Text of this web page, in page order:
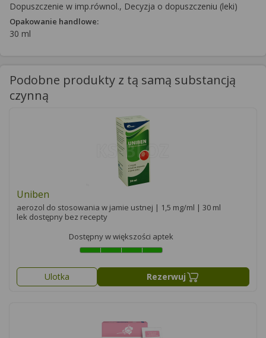
Dopuszczenie w imp.równol., Decyzja o dopuszczeniu (leki)
Opakowanie handlowe:
30 ml
Podobne produkty z tą samą substancją
czynną
Uniben
aerozol do stosowania w jamie ustnej | 1,5 mg/ml | 30 ml
lek dostępny bez recepty
Dostępny w większości aptek
Ulotka Rezerwuj